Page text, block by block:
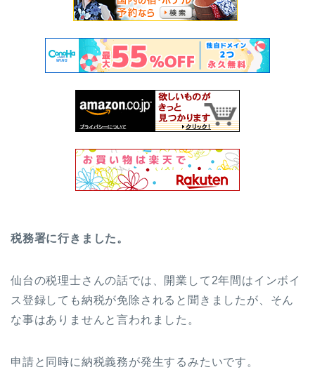
税務署に行きました。
仙台の税理士さんの話では、開業して2年間はインボイ
ス登録しても納税が免除されると聞きましたが、そん
な事はありませんと言われました。
申請と同時に納税義務が発生するみたいです。